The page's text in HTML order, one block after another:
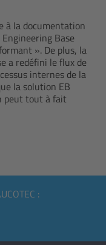
à la documentation
Base
». De plus, la
a redéfini le flux de
internes de la
la solution EB
peut tout à fait
: